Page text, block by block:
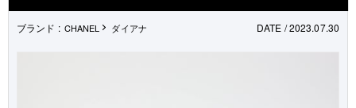
ブランド : CHANEL ダイアナ DATE / 2023.07.30